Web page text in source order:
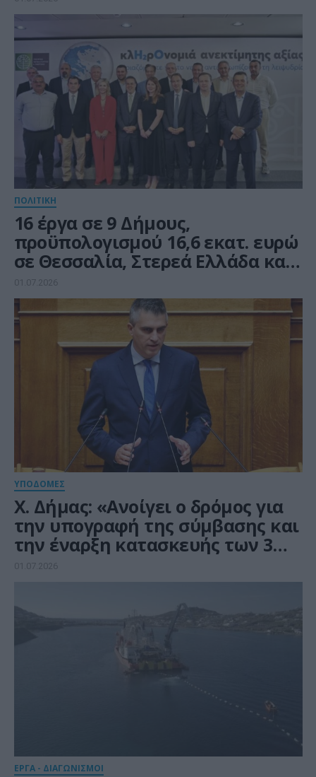
ΠΟΛΙΤΙΚΗ
16 έργα σε 9 Δήμους,
προϋπολογισμού 16,6 εκατ. ευρώ
σε Θεσσαλία, Στερεά Ελλάδα και
Ανατολική Μακεδονία για
αντιμετώπιση της λειψυδρίας
01.07.2026
ΥΠΟΔΟΜΕΣ
Χ. Δήμας: «Ανοίγει ο δρόμος για
την υπογραφή της σύμβασης και
την έναρξη κατασκευής των 3
ανισόπεδων κόμβων στον
01.07.2026
ΕΡΓΑ - ΔΙΑΓΩΝΙΣΜΟΙ